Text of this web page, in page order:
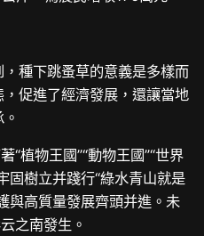
種下跳蚤草的意義是多樣而
促進了經濟發展，還讓當地
“植物王國”“動物王國”“世界
固樹立并踐行“綠水青山就是
與高質量發展齊頭并進。未
之南發生。